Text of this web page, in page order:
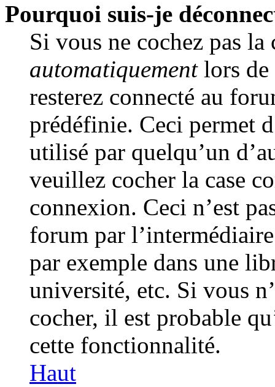
Pourquoi suis-je
Si vous ne cochez pas la
automatiquementlors de
resterez connecté au
prédéfinie. Ceci permet
utilisé par quelqu’un
veuillez cocher la case
connexion. Ceci n’est
forum par
par exemple dans une
université, etc. Si vous
cocher, il est probable
cette fonctionnalité.
Haut